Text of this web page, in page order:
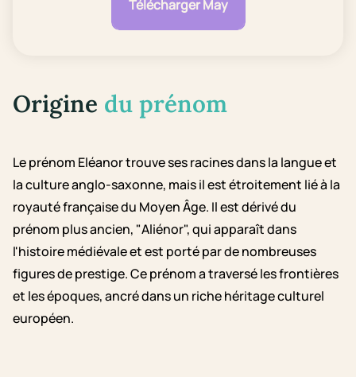
Télécharger May
Origine du prénom
Le prénom Eléanor trouve ses racines dans la langue et
la culture anglo-saxonne, mais il est étroitement lié à la
royauté française du Moyen Âge. Il est dérivé du
prénom plus ancien, "Aliénor", qui apparaît dans
l'histoire médiévale et est porté par de nombreuses
figures de prestige. Ce prénom a traversé les frontières
et les époques, ancré dans un riche héritage culturel
européen.